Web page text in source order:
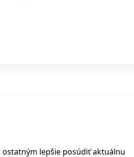
ostatným lepšie posúdiť aktuálnu